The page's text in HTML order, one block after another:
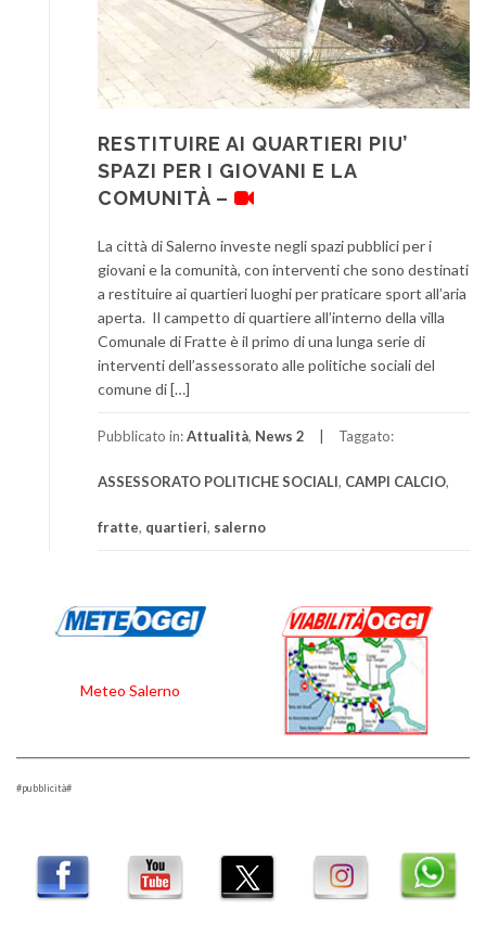
RESTITUIRE AI QUARTIERI PIU’
SPAZI PER I GIOVANI E LA
COMUNITÀ –
La città di Salerno investe negli spazi pubblici per i
giovani e la comunità, con interventi che sono destinati
a restituire ai quartieri luoghi per praticare sport all’aria
aperta. Il campetto di quartiere all’interno della villa
Comunale di Fratte è il primo di una lunga serie di
interventi dell’assessorato alle politiche sociali del
comune di […]
Pubblicato in:Attualità, News 2 Taggato:
ASSESSORATO POLITICHE SOCIALI, CAMPI CALCIO,
fratte, quartieri, salerno
Meteo Salerno
#pubblicità#